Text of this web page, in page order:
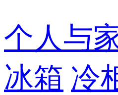
个人与
冰箱 冷